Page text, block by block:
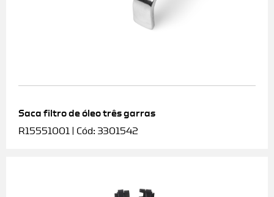
Saca filtro de óleo três garras
R15551001 | Cód: 3301542